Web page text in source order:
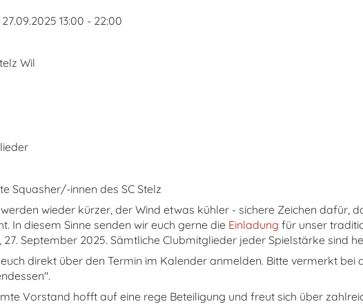
13:00 - 22:00
Wil
Squasher/-innen des SC Stelz
wieder kürzer, der Wind etwas kühler - sichere Zeichen dafür,
In diesem Sinne senden wir euch gerne die Einladung für unser
27. September 2025. Sämtliche Clubmitglieder jeder Spielstärke sind
direkt über den Termin im Kalender anmelden. Bitte vermerkt bei
Vorstand hofft auf eine rege Beteiligung und freut sich über